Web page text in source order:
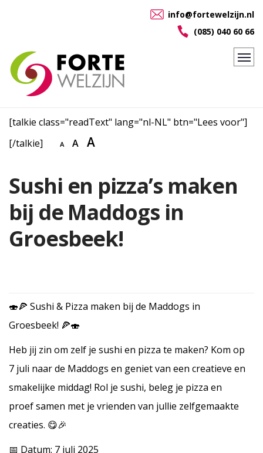
info@fortewelzijn.nl
(085) 040 60 66
[talkie class="readText" lang="nl-NL" btn="Lees voor"]
[/talkie]
A A A
Sushi en pizza’s maken
bij de Maddogs in
Groesbeek!
🍣🍕 Sushi & Pizza maken bij de Maddogs in
Groesbeek! 🍕🍣
Heb jij zin om zelf je sushi en pizza te maken? Kom op
7 juli naar de Maddogs en geniet van een creatieve en
smakelijke middag! Rol je sushi, beleg je pizza en
proef samen met je vrienden van jullie zelfgemaakte
creaties. 😋🎉
📅 Datum: 7 juli 2025